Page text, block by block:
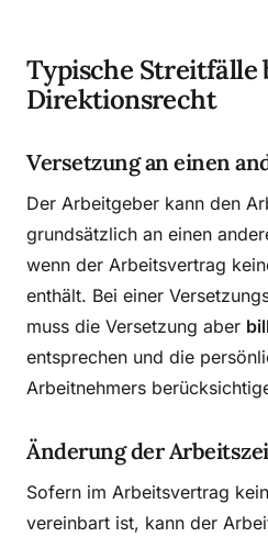
Typische Streitfälle
Direktionsrecht
Versetzung an einen
Der Arbeitgeber kann den
grundsätzlich an einen
wenn der Arbeitsvertrag
enthält. Bei einer
muss die Versetzung aber
entsprechen und die
Arbeitnehmers
Änderung der
Sofern im Arbeitsvertrag
vereinbart ist, kann der